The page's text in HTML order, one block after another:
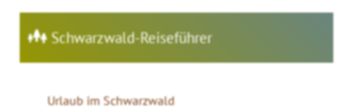
Schwarzwald-Reiseführer
Urlaub im Schwarzwald